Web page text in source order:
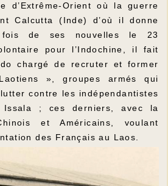
d’Extrême-Orient où la guerre
Calcutta (Inde) d’où il donne
de ses nouvelles le 23
pour l’Indochine, il fait
chargé de recruter et former
», groupes armés qui
contre les indépendantistes
Issala ; ces derniers, avec la
et Américains, voulant
des Français au Laos.